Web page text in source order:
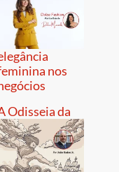
nos
Odisseia da